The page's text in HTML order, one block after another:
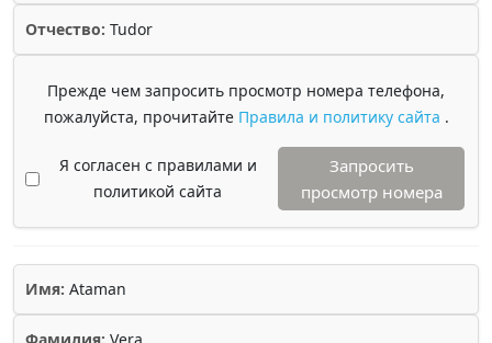
Отчество: Tudor
Прежде чем запросить просмотр номера телефона,
пожалуйста, прочитайте Правила и политику сайта .
Я согласен с правилами и
политикой сайта
Запросить
просмотр номера
Имя: Ataman